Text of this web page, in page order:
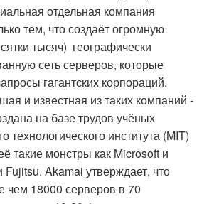
отдельная компания
тем, что создаёт огромную
тысяч) географически
сеть серверов, которые
гагантских корпораций.
и известная из таких компаний -
на базе трудов учёных
технологического института (MIT)
такие монстры как Microsoft и
Akamai утверждает, что
чем 18000 серверов в 70